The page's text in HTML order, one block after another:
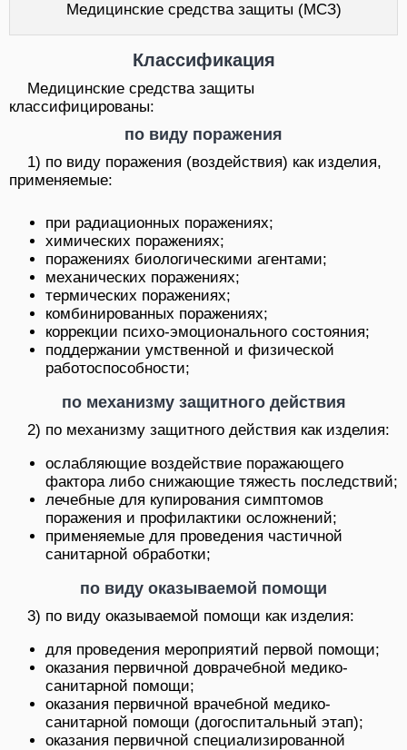
Медицинские средства защиты (МСЗ)
Классификация
Медицинские средства защиты
классифицированы:
по виду поражения
1) по виду поражения (воздействия) как изделия,
применяемые:
при радиационных поражениях;
химических поражениях;
поражениях биологическими агентами;
механических поражениях;
термических поражениях;
комбинированных поражениях;
коррекции психо-эмоционального состояния;
поддержании умственной и физической
работоспособности;
по механизму защитного действия
2) по механизму защитного действия как изделия:
ослабляющие воздействие поражающего
фактора либо снижающие тяжесть последствий;
лечебные для купирования симптомов
поражения и профилактики осложнений;
применяемые для проведения частичной
санитарной обработки;
по виду оказываемой помощи
3) по виду оказываемой помощи как изделия:
для проведения мероприятий первой помощи;
оказания первичной доврачебной медико-
санитарной помощи;
оказания первичной врачебной медико-
санитарной помощи (догоспитальный этап);
оказания первичной специализированной